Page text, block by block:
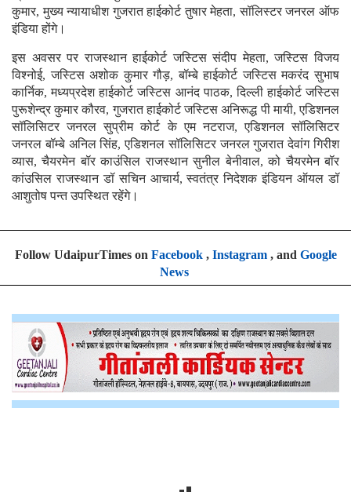
कुमार, मुख्य न्यायाधीश गुजरात हाईकोर्ट तुषार मेहता, सॉलिस्टर जनरल ऑफ
इंडिया होंगे।
इस अवसर पर राजस्थान हाईकोर्ट जस्टिस संदीप मेहता, जस्टिस विजय
विश्नोई, जस्टिस अशोक कुमार गौड़, बॉम्बे हाईकोर्ट जस्टिस मकरंद सुभाष
कार्निक, मध्यप्रदेश हाईकोर्ट जस्टिस आनंद पाठक, दिल्ली हाईकोर्ट जस्टिस
पुरूशेन्द्र कुमार कौरव, गुजरात हाईकोर्ट जस्टिस अनिरूद्ध पी मायी, एडिशनल
सॉलिसिटर जनरल सुप्रीम कोर्ट के एम नटराज, एडिशनल सॉलिसिटर
जनरल बॉम्बे अनिल सिंह, एडिशनल सॉलिसिटर जनरल गुजरात देवांग गिरीश
व्यास, चैयरमेन बॉर काउंसिल राजस्थान सुनील बेनीवाल, को चैयरमेन बॉर
कांउसिल राजस्थान डॉ सचिन आचार्य, स्वतंत्र निदेशक इंडियन ऑयल डॉ
आशुतोष पन्त उपस्थित रहेंगे।
Follow UdaipurTimes on Facebook, Instagram, and Google
News